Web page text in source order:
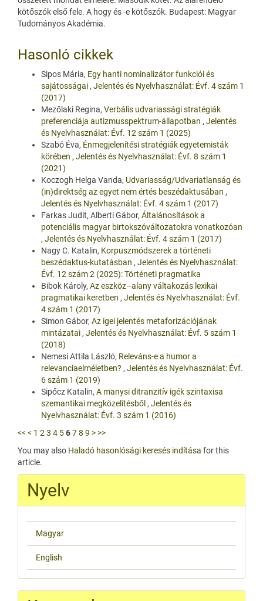
kötőszók első fele. A hogy és -e kötőszók. Budapest: Magyar
Tudományos Akadémia.
Hasonló cikkek
Sipos Mária, Egy hanti nominalizátor funkciói és
sajátosságai , Jelentés és Nyelvhasználat: Évf. 4 szám 1
(2017)
Mezőlaki Regina, Verbális udvariassági stratégiák
preferenciája autizmusspektrum-állapotban , Jelentés
és Nyelvhasználat: Évf. 12 szám 1 (2025)
Szabó Éva, Énmegjelenítési stratégiák egyetemisták
körében , Jelentés és Nyelvhasználat: Évf. 8 szám 1
(2021)
Koczogh Helga Vanda, Udvariasság/Udvariatlanság és
(in)direktség az egyet nem értés beszédaktusában ,
Jelentés és Nyelvhasználat: Évf. 4 szám 1 (2017)
Farkas Judit, Alberti Gábor, Általánosítások a
potenciális magyar birtokszóváltozatokra vonatkozóan
, Jelentés és Nyelvhasználat: Évf. 4 szám 1 (2017)
Nagy C. Katalin, Korpuszmódszerek a történeti
beszédaktus-kutatásban , Jelentés és Nyelvhasználat:
Évf. 12 szám 2 (2025): Történeti pragmatika
Bibok Károly, Az eszköz–alany váltakozás lexikai
pragmatikai keretben , Jelentés és Nyelvhasználat: Évf.
4 szám 1 (2017)
Simon Gábor, Az igei jelentés metaforizációjának
mintázatai , Jelentés és Nyelvhasználat: Évf. 5 szám 1
(2018)
Nemesi Attila László, Releváns-e a humor a
relevanciaelméletben? , Jelentés és Nyelvhasználat: Évf.
6 szám 1 (2019)
Sipőcz Katalin, A manysi ditranzitív igék szintaxisa
szemantikai megközelítésből , Jelentés és
Nyelvhasználat: Évf. 3 szám 1 (2016)
<< < 1 2 3 4 5678 9 > >>
You may also Haladó hasonlósági keresés indítása for this
article.
Nyelv
Magyar
English